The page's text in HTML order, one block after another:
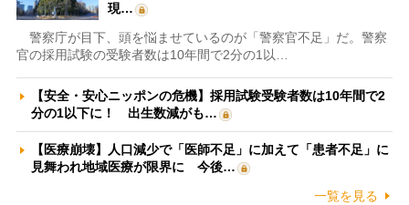
現…
警察庁が目下、頭を悩ませているのが「警察官不足」だ。警察
官の採用試験の受験者数は10年間で2分の1以…
【安全・安心ニッポンの危機】採用試験受験者数は10年間で2
分の1以下に！ 出生数減がも…
【医療崩壊】人口減少で「医師不足」に加えて「患者不足」に
見舞われ地域医療が限界に 今後…
一覧を見る